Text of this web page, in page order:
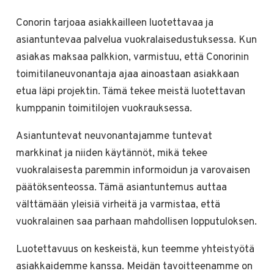
Conorin tarjoaa asiakkailleen luotettavaa ja
asiantuntevaa palvelua vuokralaisedustuksessa. Kun
asiakas maksaa palkkion, varmistuu, että Conorinin
toimitilaneuvonantaja ajaa ainoastaan asiakkaan
etua läpi projektin. Tämä tekee meistä luotettavan
kumppanin toimitilojen vuokrauksessa.
Asiantuntevat neuvonantajamme tuntevat
markkinat ja niiden käytännöt, mikä tekee
vuokralaisesta paremmin informoidun ja varovaisen
päätöksenteossa. Tämä asiantuntemus auttaa
välttämään yleisiä virheitä ja varmistaa, että
vuokralainen saa parhaan mahdollisen lopputuloksen.
Luotettavuus on keskeistä, kun teemme yhteistyötä
asiakkaidemme kanssa. Meidän tavoitteenamme on